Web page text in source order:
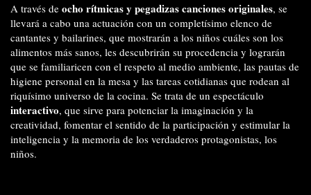
A través de ocho rítmicas y pegadizas canciones originales, se
llevará a cabo una actuación con un completísimo elenco de
cantantes y bailarines, que mostrarán a los niños cuáles son los
alimentos más sanos, les descubrirán su procedencia y lograrán
que se familiaricen con el respeto al medio ambiente, las pautas de
higiene personal en la mesa y las tareas cotidianas que rodean al
riquísimo universo de la cocina. Se trata de un espectáculo
interactivo, que sirve para potenciar la imaginación y la
creatividad, fomentar el sentido de la participación y estimular la
inteligencia y la memoria de los verdaderos protagonistas, los
niños.